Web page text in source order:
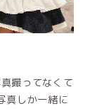
撮ってなくて
しか一緒に